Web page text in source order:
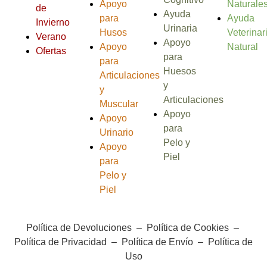
de
Invierno
Verano
Ofertas
Apoyo
para
Husos
Apoyo
para
Articulaciones
y
Muscular
Apoyo
Urinario
Apoyo
para
Pelo y
Piel
Ayuda
Urinaria
Apoyo
para
Huesos
y
Articulaciones
Apoyo
para
Pelo y
Piel
Ayuda
Natural
Política de Devoluciones– Política de Cookies–
Política de Privacidad – Política de Envío – Política de
Uso